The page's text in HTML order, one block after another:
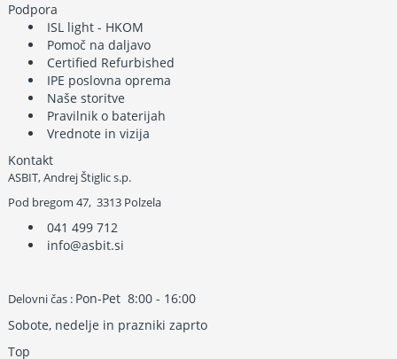
Podpora
ISL light - HKOM
Pomoč na daljavo
Certified Refurbished
IPE poslovna oprema
Naše storitve
Pravilnik o baterijah
Vrednote in vizija
Kontakt
ASBIT, Andrej Štiglic s.p.
Pod bregom 47, 3313 Polzela
041 499 712
info@asbit.si
Delovni čas : Pon-Pet 8:00 - 16:00
Sobote, nedelje in prazniki zaprto
Top